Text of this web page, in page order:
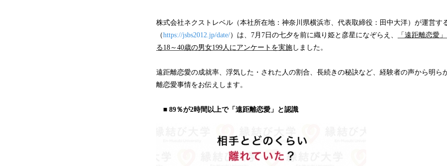
！
数
み
株式会社ネクストレベル（本社所在地：神奈川県横浜市、代表取締役：田中大洋）が運営す
（https://jsbs2012.jp/date/）は、7月7日の七夕を前に織り姫と彦星になぞらえ、
「遠距離恋愛
る18～40歳の男女199人にアンケートを実施 しました。
遠距離恋愛の成就率、浮気した・された人の割合、長続きの秘訣など、経験者の声から明ら
離恋愛事情をお伝えします。
■ 89％が2時間以上で「遠距離恋愛」と認識